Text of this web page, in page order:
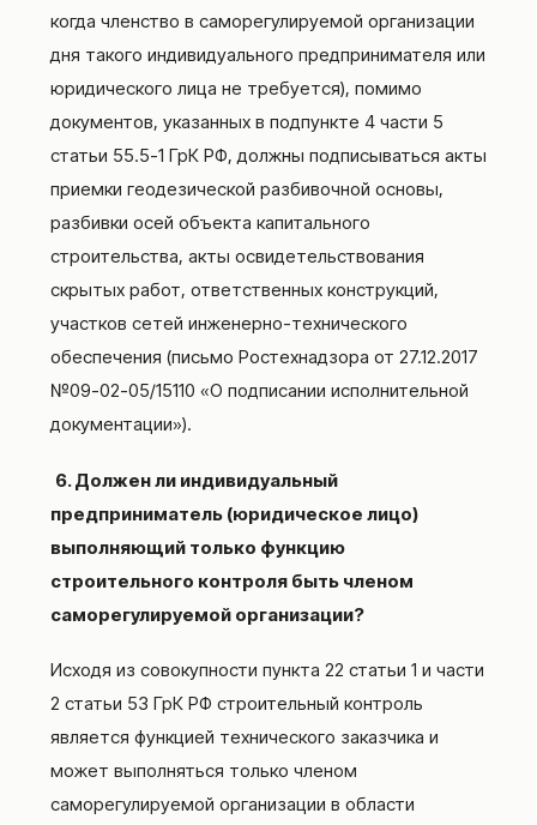
когда членство в саморегулируемой организации
дня такого индивидуального предпринимателя или
юридического лица не требуется), помимо
документов, указанных в подпункте 4 части 5
статьи 55.5-1 ГрК РФ, должны подписываться акты
приемки геодезической разбивочной основы,
разбивки осей объекта капитального
строительства, акты освидетельствования
скрытых работ, ответственных конструкций,
участков сетей инженерно-технического
обеспечения (письмо Ростехнадзора от 27.12.2017
№09-02-05/15110 «О подписании исполнительной
документации»).
6. Должен ли индивидуальный
предприниматель (юридическое лицо)
выполняющий только функцию
строительного контроля быть членом
саморегулируемой организации?
Исходя из совокупности пункта 22 статьи 1 и части
2 статьи 53 ГрК РФ строительный контроль
является функцией технического заказчика и
может выполняться только членом
саморегулируемой организации в области